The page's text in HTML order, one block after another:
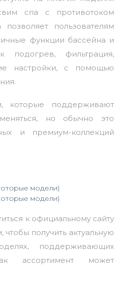
спа с противотоком
пользователям
функции бассейна и
подогрев, фильтрация,
настройки, с помощью
которые поддерживают
но обычно это
и премиум-коллекций
модели)
модели)
к официальному сайту
получить актуальную
поддерживающих
ассортимент может